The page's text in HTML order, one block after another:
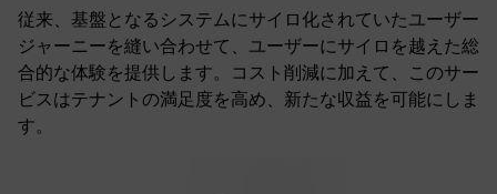
従来、基盤となるシステムにサイロ化されていたユーザー
ジャーニーを縫い合わせて、ユーザーにサイロを越えた総
合的な体験を提供します。コスト削減に加えて、このサー
ビスはテナントの満足度を高め、新たな収益を可能にしま
す。